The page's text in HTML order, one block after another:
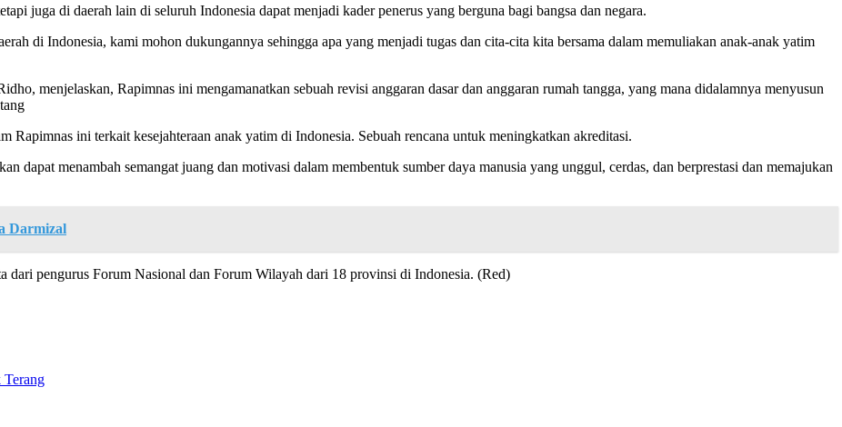
juga di daerah lain di seluruh Indonesia dapat menjadi kader penerus yang berguna bagi bangsa dan negara.
di Indonesia, kami mohon dukungannya sehingga apa yang menjadi tugas dan cita-cita kita bersama dalam memuliakan anak-anak yatim
menjelaskan, Rapimnas ini mengamanatkan sebuah revisi anggaran dasar dan anggaran rumah tangga, yang mana didalamnya menyusun
Rapimnas ini terkait kesejahteraan anak yatim di Indonesia. Sebuah rencana untuk meningkatkan akreditasi.
dapat menambah semangat juang dan motivasi dalam membentuk sumber daya manusia yang unggul, cerdas, dan berprestasi dan memajukan
Darmizal
pengurus Forum Nasional dan Forum Wilayah dari 18 provinsi di Indonesia. (Red)
Terang